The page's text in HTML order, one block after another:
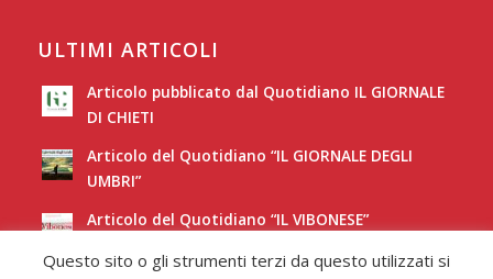
ULTIMI ARTICOLI
Articolo pubblicato dal Quotidiano IL GIORNALE
DI CHIETI
Articolo del Quotidiano “IL GIORNALE DEGLI
UMBRI”
Articolo del Quotidiano “IL VIBONESE”
Articolo del Quotidiano “LA NUOVA SARDEGNA”
Questo sito o gli strumenti terzi da questo utilizzati si